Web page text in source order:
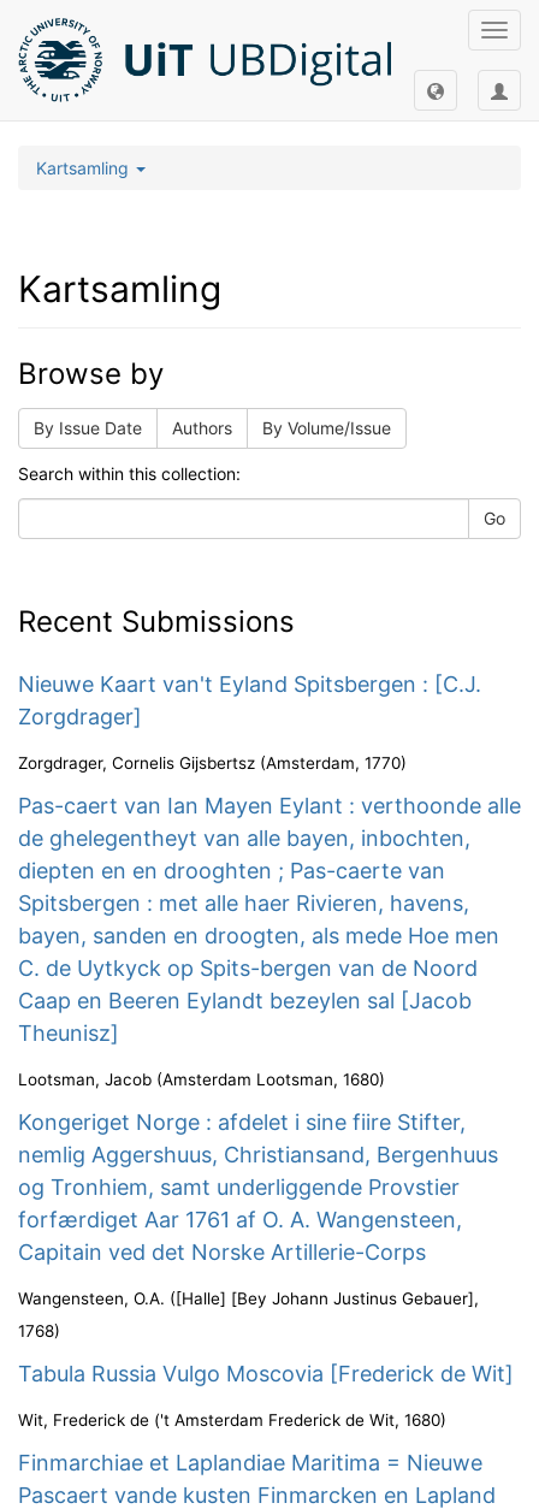
Kartsamling
Kartsamling
Browse by
By Issue Date Authors By Volume/Issue
Search within this collection:
Go
Recent Submissions
Nieuwe Kaart van't Eyland Spitsbergen : [C.J.
Zorgdrager]
Zorgdrager, Cornelis Gijsbertsz (Amsterdam, 1770)
Pas-caert van Ian Mayen Eylant : verthoonde alle
de ghelegentheyt van alle bayen, inbochten,
diepten en en drooghten ; Pas-caerte van
Spitsbergen : met alle haer Rivieren, havens,
bayen, sanden en droogten, als mede Hoe men
C. de Uytkyck op Spits-bergen van de Noord
Caap en Beeren Eylandt bezeylen sal [Jacob
Theunisz]
Lootsman, Jacob (Amsterdam Lootsman, 1680)
Kongeriget Norge : afdelet i sine fiire Stifter,
nemlig Aggershuus, Christiansand, Bergenhuus
og Tronhiem, samt underliggende Provstier
forfærdiget Aar 1761 af O. A. Wangensteen,
Capitain ved det Norske Artillerie-Corps
Wangensteen, O.A. ([Halle] [Bey Johann Justinus Gebauer],
1768)
Tabula Russia Vulgo Moscovia [Frederick de Wit]
Wit, Frederick de ('t Amsterdam Frederick de Wit, 1680)
Finmarchiae et Laplandiae Maritima = Nieuwe
Pascaert vande kusten Finmarcken en Lapland